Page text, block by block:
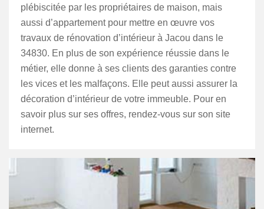
plébiscitée par les propriétaires de maison, mais
aussi d’appartement pour mettre en œuvre vos
travaux de rénovation d’intérieur à Jacou dans le
34830. En plus de son expérience réussie dans le
métier, elle donne à ses clients des garanties contre
les vices et les malfaçons. Elle peut aussi assurer la
décoration d’intérieur de votre immeuble. Pour en
savoir plus sur ses offres, rendez-vous sur son site
internet.